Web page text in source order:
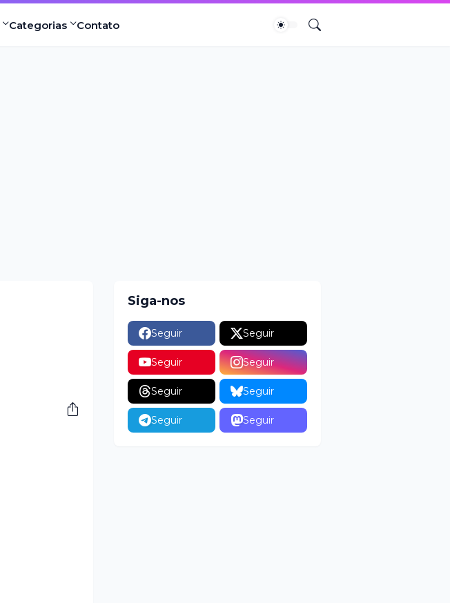
Categorias Contato
Siga-nos
Seguir Seguir
Seguir Seguir
Seguir Seguir
Seguir Seguir